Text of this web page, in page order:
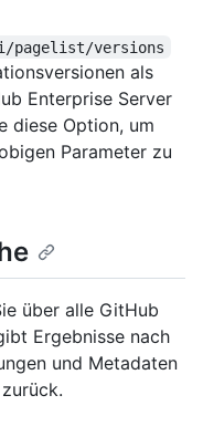
pagelist/versions
als
Enterprise Server
diese Option, um
Parameter zu
über alle GitHub
Ergebnisse nach
und Metadaten